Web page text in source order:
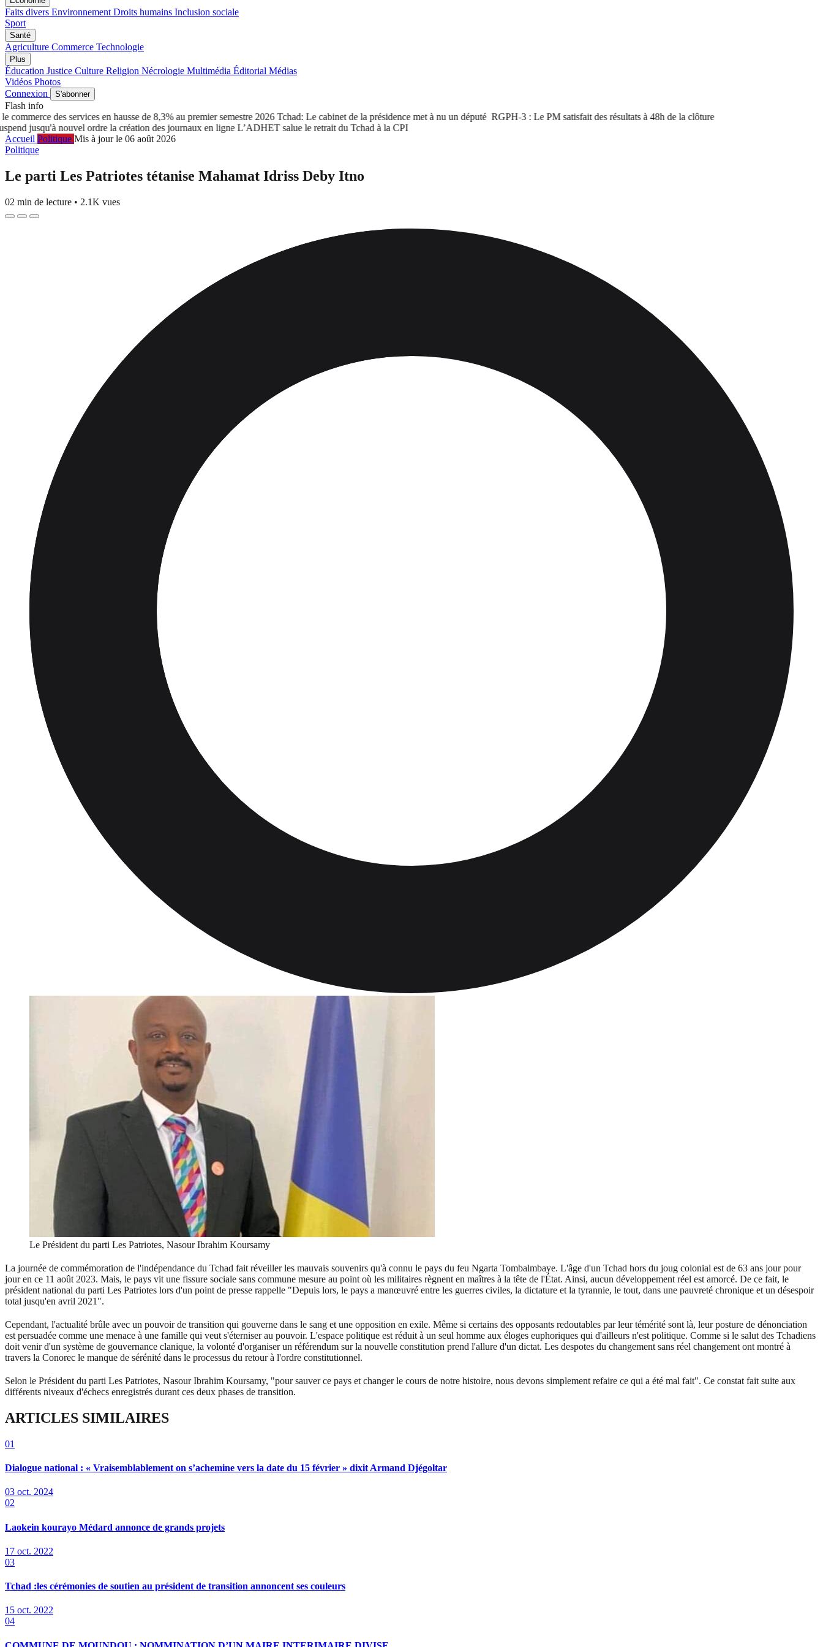
Faits divers Environnement Droits humains Inclusion sociale
Sport
Santé
Agriculture Commerce Technologie
Plus
Éducation Justice Culture Religion Nécrologie Multimédia Éditorial Médias
Vidéos Photos
Connexion
S'abonner
Flash info
des services en hausse de 8,3% au premier semestre 2026Tchad: Le cabinet de la présidence met à nu un députéRGPH-3 : Le PM satisfait des résultats à 48h de la clôture
jusqu'à nouvel ordre la création des journaux en ligneL’ADHET salue le retrait du Tchad à la CPI
Accueil Politique Mis à jour le 06 août 2026
Politique
Le parti Les Patriotes tétanise Mahamat Idriss Deby Itno
02 min de lecture • 2.1K vues
Le Président du parti Les Patriotes, Nasour Ibrahim Koursamy
La journée de commémoration de l'indépendance du Tchad fait réveiller les mauvais souvenirs qu'à connu le pays du feu Ngarta Tombalmbaye. L'âge d'un Tchad hors du joug colonial est de 63 ans jour pour
jour en ce 11 août 2023. Mais, le pays vit une fissure sociale sans commune mesure au point où les militaires règnent en maîtres à la tête de l'État. Ainsi, aucun développement réel est amorcé. De ce fait, le
président national du parti Les Patriotes lors d'un point de presse rappelle "Depuis lors, le pays a manœuvré entre les guerres civiles, la dictature et la tyrannie, le tout, dans une pauvreté chronique et un désespoir
total jusqu'en avril 2021".
Cependant, l'actualité brûle avec un pouvoir de transition qui gouverne dans le sang et une opposition en exile. Même si certains des opposants redoutables par leur témérité sont là, leur posture de dénonciation
est persuadée comme une menace à une famille qui veut s'éterniser au pouvoir. L'espace politique est réduit à un seul homme aux éloges euphoriques qui d'ailleurs n'est politique. Comme si le salut des Tchadiens
doit venir d'un système de gouvernance clanique, la volonté d'organiser un référendum sur la nouvelle constitution prend l'allure d'un dictat. Les despotes du changement sans réel changement ont montré à
travers la Conorec le manque de sérénité dans le processus du retour à l'ordre constitutionnel.
Selon le Président du parti Les Patriotes, Nasour Ibrahim Koursamy, "pour sauver ce pays et changer le cours de notre histoire, nous devons simplement refaire ce qui a été mal fait". Ce constat fait suite aux
différents niveaux d'échecs enregistrés durant ces deux phases de transition.
ARTICLES SIMILAIRES
01
Dialogue national : « Vraisemblablement on s’achemine vers la date du 15 février » dixit Armand Djégoltar
03 oct. 2024
02
Laokein kourayo Médard annonce de grands projets
17 oct. 2022
03
Tchad :les cérémonies de soutien au président de transition annoncent ses couleurs
15 oct. 2022
04